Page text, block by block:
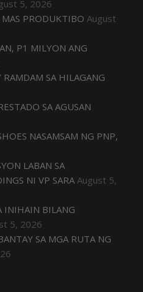
5, 2026
MAS PRODUKTIBO August
P1 MILYON ANG
SA HILAGANG
SA AGUSAN
NASAMSAM NG PNP,
LABAN SA
NI VP SARA August 5,
INIHAIN BILANG
5, 2026
SA MGA RUTA NG